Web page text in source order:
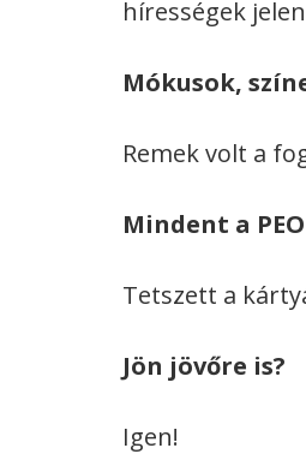
hírességek
Mókusok,
Remek volt a
Mindent a
Tetszett a
Jön jövőre is?
Igen!